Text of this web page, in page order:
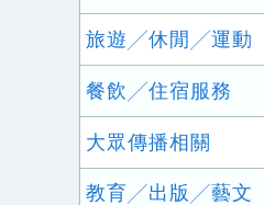
旅遊╱休閒╱運動
餐飲╱住宿服務
大眾傳播相關
教育╱出版╱藝文